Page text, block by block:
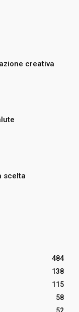
creativa
scelta
484
138
115
58